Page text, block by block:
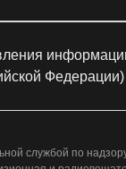
Федерации)
службой по